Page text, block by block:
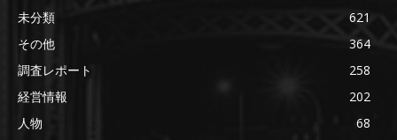
未分類
621
その他
364
調査レポート
258
経営情報
202
人物
68